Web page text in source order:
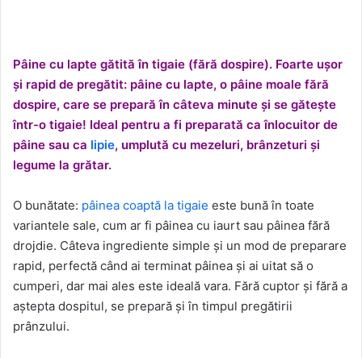
Pâine cu lapte gătită în tigaie (fără dospire). Foarte ușor
și rapid de pregătit: pâine cu lapte, o pâine moale fără
dospire, care se prepară în câteva minute și se gătește
într-o tigaie! Ideal pentru a fi preparată ca înlocuitor de
pâine sau ca lipie, umplută cu mezeluri, brânzeturi și
legume la grătar.
O bunătate: pâinea coaptă la tigaie este bună în toate
variantele sale, cum ar fi pâinea cu iaurt sau pâinea fără
drojdie. Câteva ingrediente simple și un mod de preparare
rapid, perfectă când ai terminat pâinea și ai uitat să o
cumperi, dar mai ales este ideală vara. Fără cuptor și fără a
aștepta dospitul, se prepară și în timpul pregătirii
prânzului.